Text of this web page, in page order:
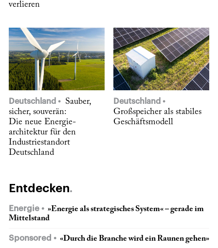
verlieren
Deutschland
Sauber,
sicher, souverän:
Die neue Energie­
architektur für den
Industriestandort
Deutschland
Deutschland
Großspeicher als stabiles
Geschäftsmodell
Entdecken
Energie
»Energie als strategisches System« – gerade im
Mittelstand
Sponsored «Durch die Branche wird ein Raunen gehen»